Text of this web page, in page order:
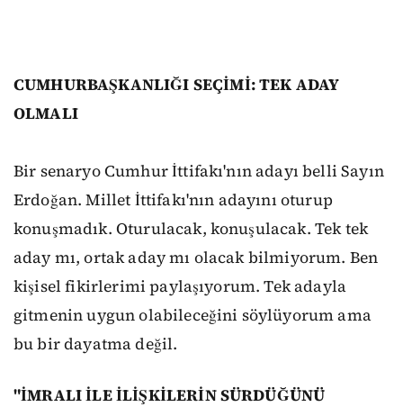
CUMHURBAŞKANLIĞI SEÇİMİ: TEK ADAY
OLMALI
Bir senaryo Cumhur İttifakı'nın adayı belli Sayın
Erdoğan. Millet İttifakı'nın adayını oturup
konuşmadık. Oturulacak, konuşulacak. Tek tek
aday mı, ortak aday mı olacak bilmiyorum. Ben
kişisel fikirlerimi paylaşıyorum. Tek adayla
gitmenin uygun olabileceğini söylüyorum ama
bu bir dayatma değil.
"İMRALI İLE İLİŞKİLERİN SÜRDÜĞÜNÜ